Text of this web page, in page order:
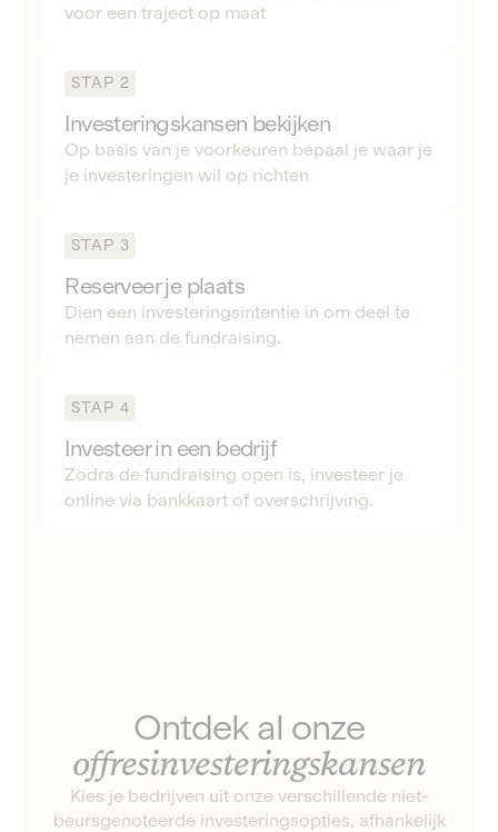
voor een traject op maat
STAP 2
Investeringskansen bekijken
Op basis van je voorkeuren bepaal je waar je
je investeringen wil op richten
STAP 3
Reserveer je plaats
Dien een investeringsintentie in om deel te
nemen aan de fundraising.
STAP 4
Investeer in een bedrijf
Zodra de fundraising open is, investeer je
online via bankkaart of overschrijving.
Ontdek al onze
offresinvesteringskansen
Kies je bedrijven uit onze verschillende niet-
beursgenoteerde investeringsopties, afhankelijk